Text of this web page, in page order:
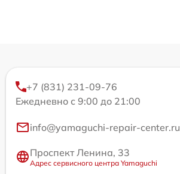
+7 (831) 231-09-76
Ежедневно с 9:00 до 21:00
info@yamaguchi-repair-center.ru
Проспект Ленина, 33
Адрес сервисного центра Yamaguchi